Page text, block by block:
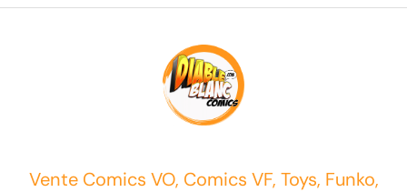
Vente Comics VO, Comics VF, Toys, Funko,